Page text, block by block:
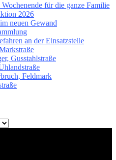
für die ganze Familie
2026
neuen Gewand
an der Einsatzstelle
Gusstahlstraße
Feldmark